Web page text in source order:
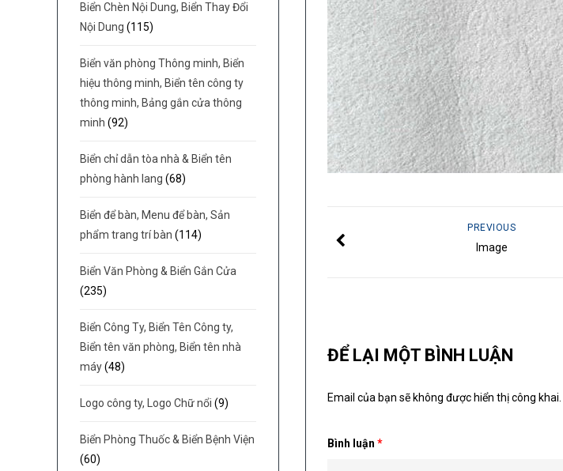
PREVIOUS
Image
ĐỂ LẠI MỘT BÌNH LUẬN
Email của bạn sẽ không được hiển thị công khai.
Bình luận *
Biển Chèn Nội Dung, Biển Thay Đổi
Nội Dung (115)
Biển văn phòng Thông minh, Biển
hiệu thông minh, Biển tên công ty
thông minh, Bảng gắn cửa thông
minh (92)
Biển chỉ dẫn tòa nhà & Biển tên
phòng hành lang (68)
Biển để bàn, Menu để bàn, Sản
phẩm trang trí bàn (114)
Biển Văn Phòng & Biển Gắn Cửa
(235)
Biển Công Ty, Biển Tên Công ty,
Biển tên văn phòng, Biển tên nhà
máy(48)
Logo công ty, Logo Chữ nổi (9)
Biển Phòng Thuốc & Biển Bệnh Viện
(60)